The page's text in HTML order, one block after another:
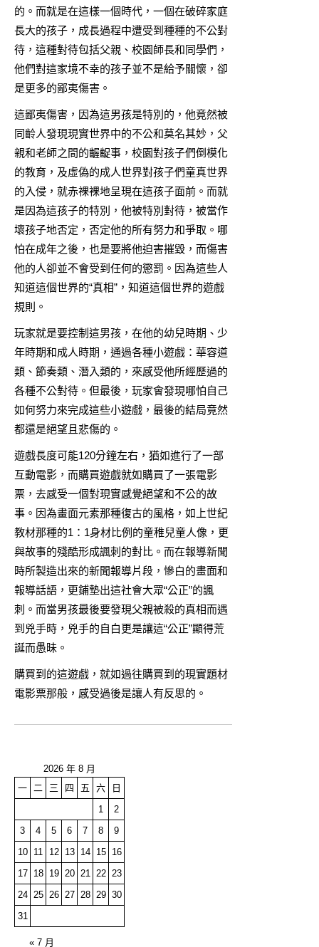
的。而就是在這樣一個時代，一個在破碎家庭
長大的孩子，成長過程中遭受到種種的不公對
待，這種對待包括父親、校園師長和同學們，
他們對這家境不幸的孩子並不是給予關懷，卻
是更多的鄙夷傷害。
這鄙夷傷害，因為這男孩是特別的，他竟然被
同齡人發現現實世界中的不公和莫名其妙，父
親和老師之間的齷齪事，校園對孩子們倒模化
的教育，及虛偽的成人世界對孩子們童真世界
的入侵，就赤裸裸地呈現在這孩子面前。而就
是因為這孩子的特別，他被特別對待，被當作
壞孩子地否定，否定他的所有努力和爭取。哪
怕在成年之後，也是要將他迫害摧毀，而傷害
他的人卻並不會受到任何的懲罰。因為這些人
知道這個世界的“真相”，知道這個世界的遊戲
規則。
玩家就是要控制這男孩，在他的幼兒時期、少
年時期和成人時期，通過各種小遊戲：華容道
類、節奏類、潛入類的，來感受他所經歷過的
各種不公對待。但最後，玩家會發現哪怕自己
如何努力來完成這些小遊戲，最後的結局竟然
都還是絕望且悲傷的。
遊戲長度可能120分鐘左右，猶如進行了一部
互動電影，而購買遊戲就如購買了一張電影
票，去感受一個對現實感覺絕望和不公的故
事。因為畫面元素那種復古的風格，如上世紀
教材那種的1：1身材比例的童稚兒童人像，更
與故事的殘酷形成諷刺的對比。而在報導新聞
時所製造出來的新聞報導片段，慘白的畫面和
報導話語，更鋪墊出這社會大眾“公正”的諷
刺。而當男孩最後要發現父親被殺的真相而遇
到兇手時，兇手的自白更是讓這“公正”顯得荒
誕而愚昧。
購買到的這遊戲，就如過往購買到的現實題材
電影票那般，感受過後是讓人有反思的。
2026 年 8 月
一 二 三 四 五 六
日
1
2
3
4 5 6 7 8
9
10
11 12 13 14 15
16
17
18 19 20 21 22 23
24 25 26 27 28 29 30
31
« 7 月